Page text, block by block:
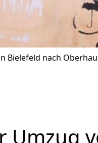
Bielefeld nach
Umzug